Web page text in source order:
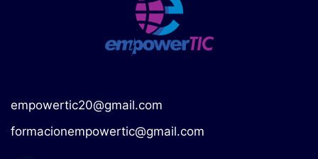
empowertic20@gmail.com
formacionempowertic@gmail.com